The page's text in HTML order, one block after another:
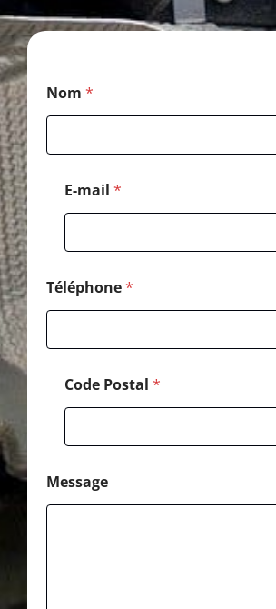
Nom *
E-mail *
Téléphone*
Code Postal *
Message